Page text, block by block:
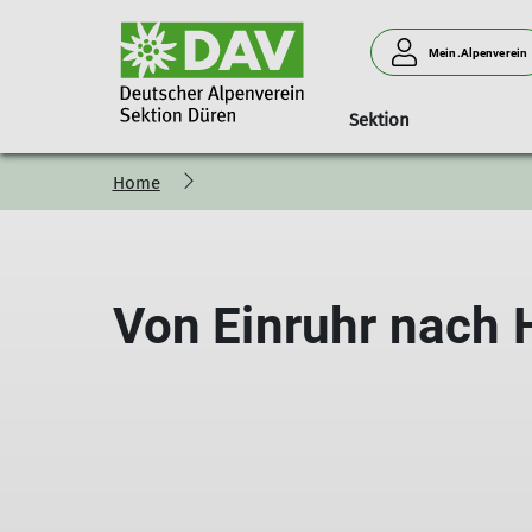
Mein.Alpenverein
Sektion
Sektion Impressum Datenschutz
Jugendklettergruppe
Home
Von Einruhr nach